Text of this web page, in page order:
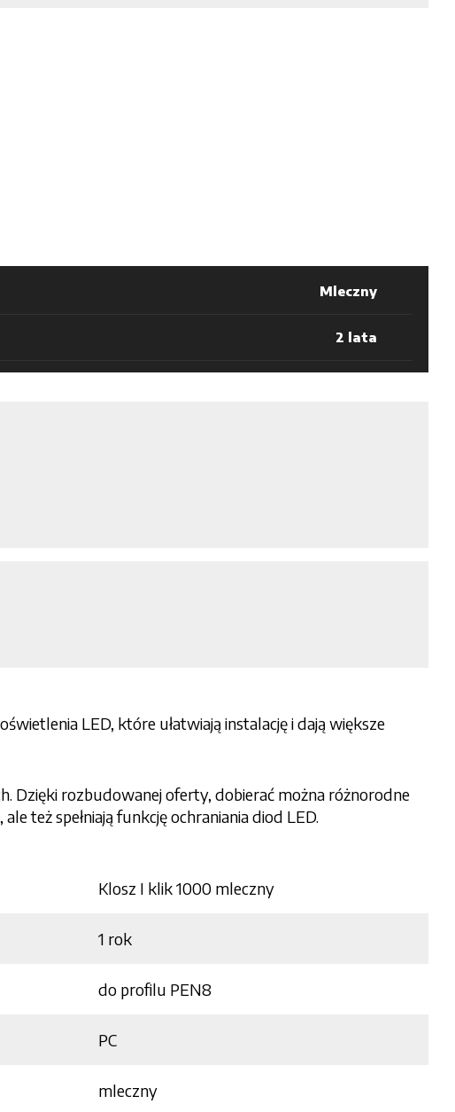
Mleczny
2 lata
LED, które ułatwiają instalację i dają większe
Dzięki rozbudowanej oferty, dobierać można różnorodne
też spełniają funkcję ochraniania diod LED.
Klosz I klik 1000 mleczny
1 rok
do profilu PEN8
PC
mleczny